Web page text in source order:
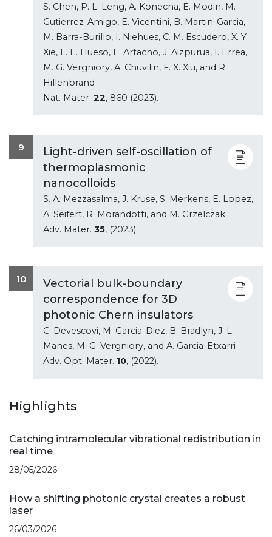
S. Chen, P. L. Leng, A. Konecna, E. Modin, M.
Gutierrez-Amigo, E. Vicentini, B. Martin-Garcia,
M. Barra-Burillo, I. Niehues, C. M. Escudero, X. Y.
Xie, L. E. Hueso, E. Artacho, J. Aizpurua, I. Errea,
M. G. Vergniory, A. Chuvilin, F. X. Xiu, and R.
Hillenbrand
Nat. Mater. 22, 860 (2023).
9
Light-driven self-oscillation of
thermoplasmonic
nanocolloids
S. A. Mezzasalma, J. Kruse, S. Merkens, E. Lopez,
A. Seifert, R. Morandotti, and M. Grzelczak
Adv. Mater. 35, (2023).
10
Vectorial bulk-boundary
correspondence for 3D
photonic Chern insulators
C. Devescovi, M. Garcia-Diez, B. Bradlyn, J. L.
Manes, M. G. Vergniory, and A. Garcia-Etxarri
Adv. Opt. Mater. 10, (2022).
Highlights
Catching intramolecular vibrational redistribution in
real time
28/05/2026
How a shifting photonic crystal creates a robust
laser
26/03/2026